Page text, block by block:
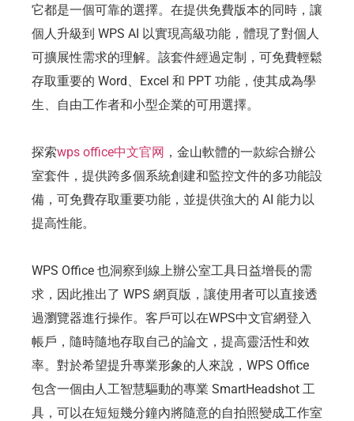
它都是一個可靠的選擇。在提供免費版本的同時，讓
個人升級到 WPS AI 以實現高級功能，體現了對個人
可擴展性需求的理解。該套件經過定制，可免費輕鬆
存取重要的 Word、Excel 和 PPT 功能，使其成為學
生、自由工作者和小型企業的可用選擇。
探索wps office中文官网 ，金山軟體的一款綜合辦公
室套件，提供跨多個系統創建和監控文件的多功能設
備，可免費存取重要功能，並提供強大的 AI 能力以
提高性能。
WPS Office 也洞察到線上辦公室工具日益增長的需
求，因此推出了 WPS 網頁版，讓使用者可以直接透
過瀏覽器進行操作。客戶可以在WPS中文官網登入
帳戶，隨時隨地存取自己的論文，提高靈活性和效
率。對於希望提升專業形象的人來說，WPS Office
包含一個由人工智慧驅動的專業 SmartHeadshot 工
具，可以在短短幾分鐘內將隨意的自拍照變成工作室